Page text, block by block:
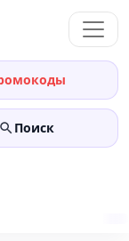
Поиск